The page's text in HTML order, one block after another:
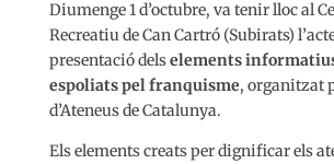
Diumenge 1 d’octubre, va tenir lloc al
Recreatiu de Can Cartró (Subirats)
presentació delselements
espoliats pel franquisme, organitzat
d’Ateneus de Catalunya.
Els elements creats per dignificar els